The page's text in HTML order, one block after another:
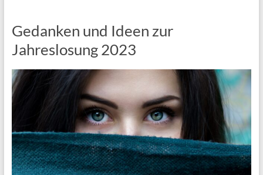
Gedanken und Ideen zur
Jahreslosung 2023